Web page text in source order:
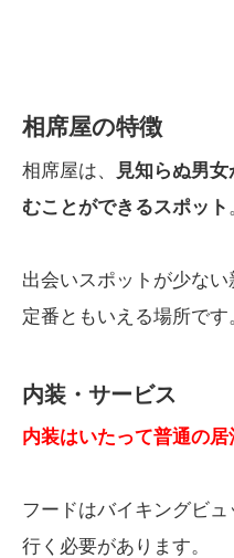
相席屋の特徴
相席屋は、
見知らぬ男
むことができるスポット
出会いスポットが少な
定番ともいえる場所です
内装・サービス
内装はいたって普通の居
フードはバイキングビ
行く必要があります。